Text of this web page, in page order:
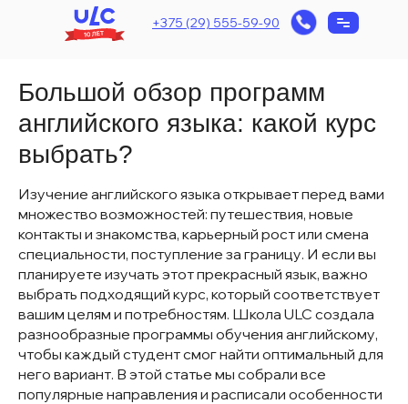
+375 (29) 555-59-90
Большой обзор программ
английского языка: какой курс
выбрать?
Изучение английского языка открывает перед вами
множество возможностей: путешествия, новые
контакты и знакомства, карьерный рост или смена
специальности, поступление за границу. И если вы
планируете изучать этот прекрасный язык, важно
выбрать подходящий курс, который соответствует
вашим целям и потребностям. Школа ULC создала
разнообразные программы обучения английскому,
чтобы каждый студент смог найти оптимальный для
него вариант. В этой статье мы собрали все
популярные направления и расписали особенности